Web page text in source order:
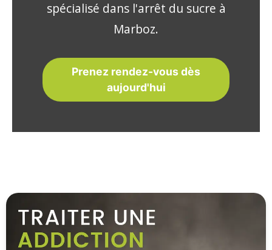
spécialisé dans l'arrêt du sucre à
Marboz.
Prenez rendez-vous dès
aujourd'hui